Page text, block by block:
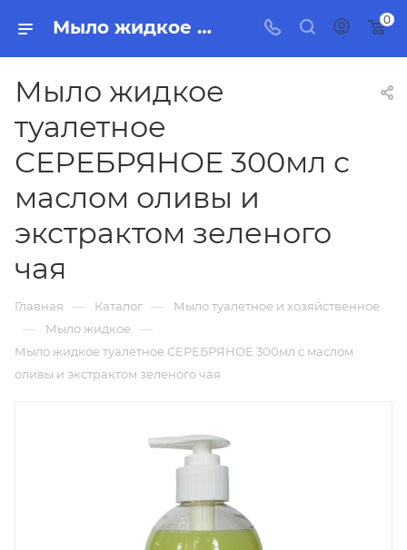
Мыло жидкое туалетное СЕРЕБРЯНОЕ 300мл с маслом оливы и экстрактом зеленого чая, бытовая химия, товары для уборки для дома и офиса. 0
Мыло жидкое
туалетное
СЕРЕБРЯНОЕ 300мл с
маслом оливы и
экстрактом зеленого
чая
Главная — Каталог — Мыло туалетное и хозяйственное
— Мыло жидкое —
Мыло жидкое туалетное СЕРЕБРЯНОЕ 300мл с маслом
оливы и экстрактом зеленого чая